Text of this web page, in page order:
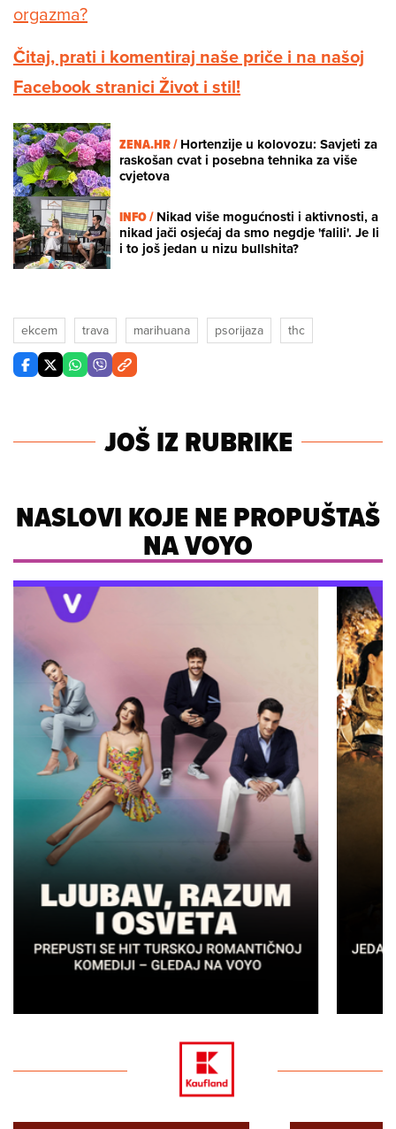
orgazma?
Čitaj, prati i komentiraj naše priče i na našoj
Facebook stranici Život i stil!
ZENA.HR /Hortenzije u kolovozu: Savjeti za
raskošan cvat i posebna tehnika za više
cvjetova
INFO /Nikad više mogućnosti i aktivnosti, a
nikad jači osjećaj da smo negdje 'falili'. Je li
i to još jedan u nizu bullshita?
ekcem trava marihuana psorijaza thc
JOŠ IZ RUBRIKE
NASLOVI KOJE NE PROPUŠTAŠ
NA VOYO